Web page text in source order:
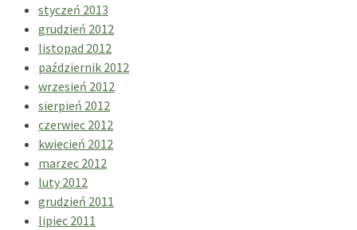
styczeń 2013
grudzień 2012
listopad 2012
październik 2012
wrzesień 2012
sierpień 2012
czerwiec 2012
kwiecień 2012
marzec 2012
luty 2012
grudzień 2011
lipiec 2011